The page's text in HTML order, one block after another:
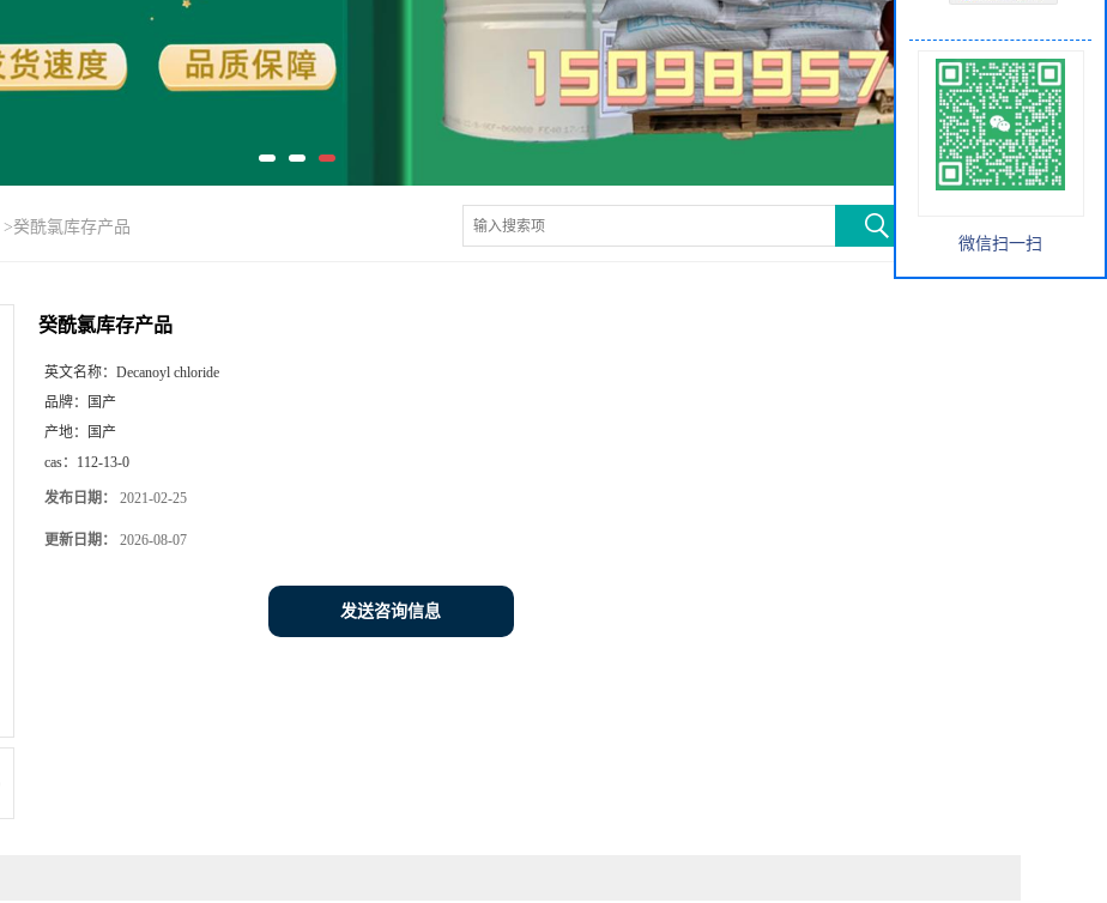
>癸酰氯库存产品
癸酰氯库存产品
英文名称： Decanoyl chloride
品牌：
国产
产地：
国产
cas： 112-13-0
发布日期： 2021-02-25
更新日期： 2026-08-07
发送咨询信息
微信扫一扫